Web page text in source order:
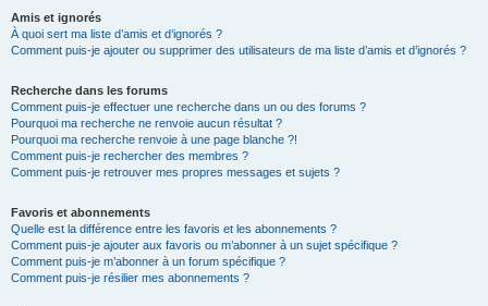
Amis et ignorés
À quoi sert ma liste d’amis et d’ignorés ?
Comment puis-je ajouter ou supprimer des utilisateurs de ma liste d’amis et d’ignorés ?
Recherche dans les forums
Comment puis-je effectuer une recherche dans un ou des forums ?
Pourquoi ma recherche ne renvoie aucun résultat ?
Pourquoi ma recherche renvoie à une page blanche ?!
Comment puis-je rechercher des membres ?
Comment puis-je retrouver mes propres messages et sujets ?
Favoris et abonnements
Quelle est la différence entre les favoris et les abonnements ?
Comment puis-je ajouter aux favoris ou m’abonner à un sujet spécifique ?
Comment puis-je m’abonner à un forum spécifique ?
Comment puis-je résilier mes abonnements ?